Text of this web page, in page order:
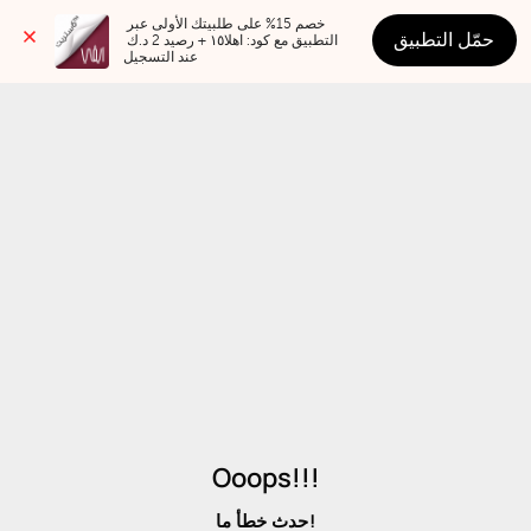
عند التسجيل
حمّل التطبيق
Ooops!!!
حدث خطأ ما!